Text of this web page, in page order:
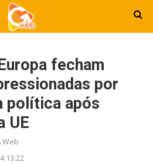
fecham
por
política após
UE
Web
13:22